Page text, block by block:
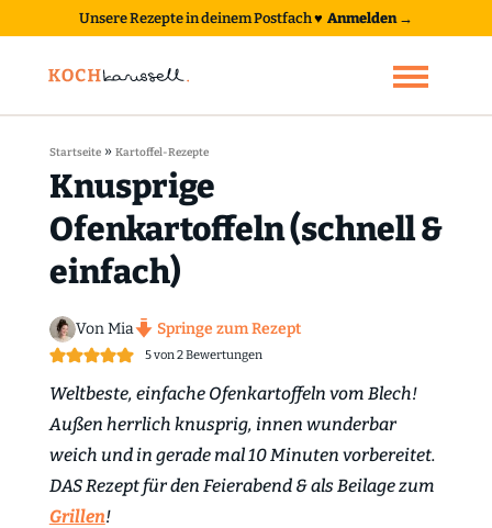
Unsere Rezepte in deinem Postfach♥ Anmelden →
Startseite» Kartoffel-Rezepte
Knusprige
Ofenkartoffeln (schnell &
einfach)
Von Mia Springe zum Rezept
5von2Bewertungen
Weltbeste, einfache Ofenkartoffeln vom Blech!
Außen herrlich knusprig, innen wunderbar
weich und in gerade mal 10 Minuten vorbereitet.
DAS Rezept für den Feierabend & als Beilage zum
Grillen!